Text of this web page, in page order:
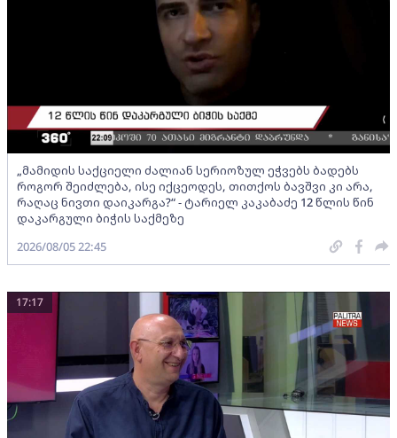
„მამიდის საქციელი ძალიან სერიოზულ ეჭვებს ბადებს
როგორ შეიძლება, ისე იქცეოდეს, თითქოს ბავშვი კი არა,
რაღაც ნივთი დაიკარგა?“ - ტარიელ კაკაბაძე 12 წლის წინ
დაკარგული ბიჭის საქმეზე
2026/08/05 22:45
17:17